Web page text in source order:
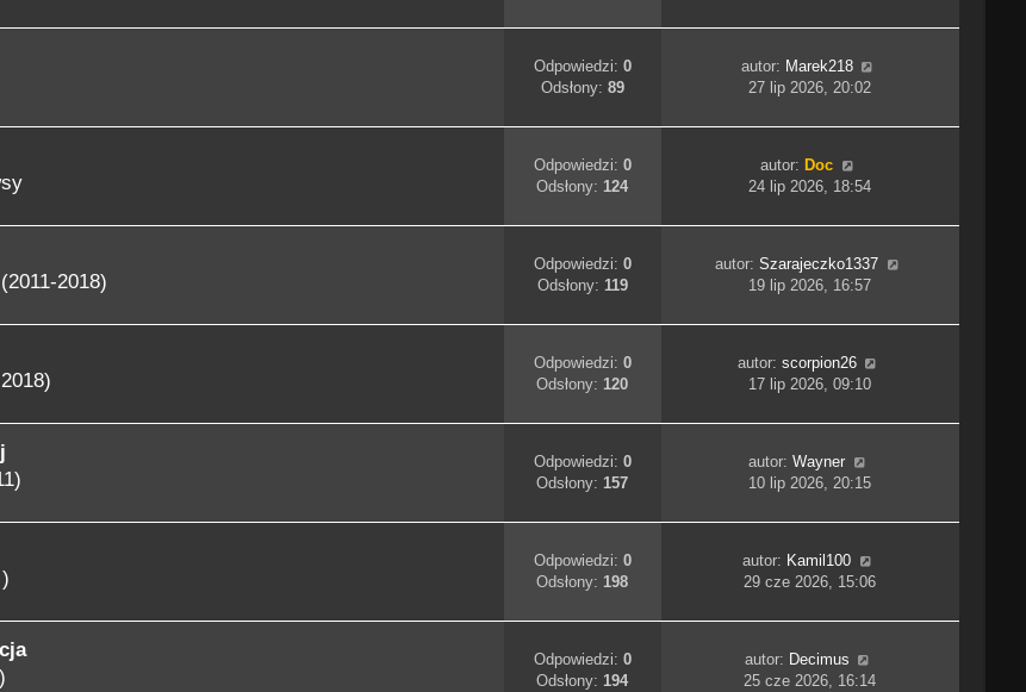
Odpowiedzi: 0
Odsłony: 89
autor: Marek218
27 lip 2026, 20:02
Odpowiedzi: 0
Odsłony:124
autor: Doc
24 lip 2026, 18:54
2018)
Odpowiedzi: 0
Odsłony: 119
autor:Szarajeczko1337
19 lip 2026, 16:57
Odpowiedzi: 0
Odsłony:120
autor: scorpion26
17 lip 2026, 09:10
Odpowiedzi: 0
Odsłony:157
autor:Wayner
10 lip 2026, 20:15
Odpowiedzi: 0
Odsłony:198
autor: Kamil100
29 cze 2026, 15:06
Odpowiedzi: 0
Odsłony:194
autor: Decimus
25 cze 2026, 16:14